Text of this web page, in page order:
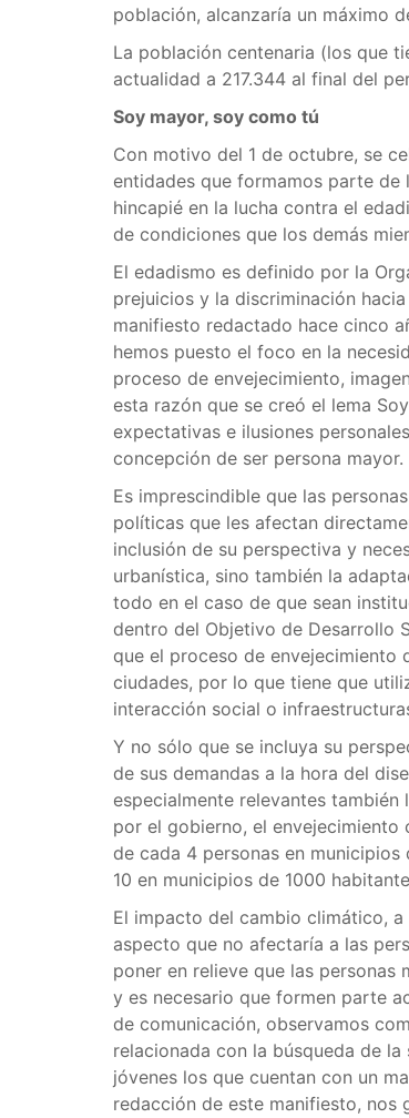
población, alcanzaría un máximo
La población centenaria (los que
actualidad a 217.344 al final del
Soy mayor, soy como tú
Con motivo del 1 de octubre, se
entidades que formamos parte de
hincapié en la lucha contra el
de condiciones que los demás
El edadismo es definido por la
prejuicios y la discriminación
manifiesto redactado hace cinco
hemos puesto el foco en la
proceso de envejecimiento,
esta razón que se creó el lema
expectativas e ilusiones
concepción de ser persona mayor.
Es imprescindible que las
políticas que les afectan
inclusión de su perspectiva y
urbanística, sino también la
todo en el caso de que sean
dentro del Objetivo de Desarrollo
que el proceso de envejecimiento
ciudades, por lo que tiene que
interacción social o
Y no sólo que se incluya su
de sus demandas a la hora del
especialmente relevantes
por el gobierno, el envejecimiento
de cada 4 personas en
10 en municipios de 1000
El impacto del cambio climático,
aspecto que no afectaría a las
poner en relieve que las personas
y es necesario que formen parte
de comunicación, observamos
relacionada con la búsqueda de
jóvenes los que cuentan con un
redacción de este manifiesto, nos